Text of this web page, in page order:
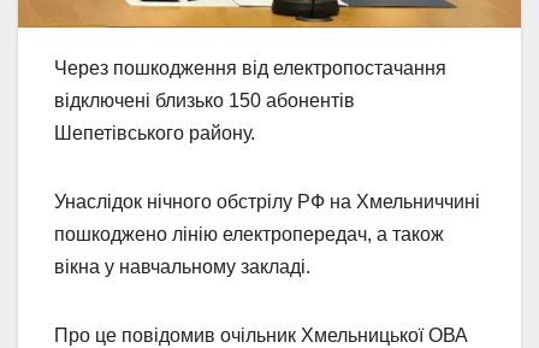
Через пошкодження від електропостачання
відключені близько 150 абонентів
Шепетівського району.
Унаслідок нічного обстрілу РФ на Хмельниччині
пошкоджено лінію електропередач, а також
вікна у навчальному закладі.
Про це повідомив очільник Хмельницької ОВА